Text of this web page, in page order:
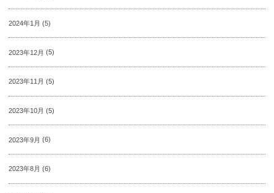
2024年1月 (5)
2023年12月 (5)
2023年11月 (5)
2023年10月 (5)
2023年9月 (6)
2023年8月 (6)